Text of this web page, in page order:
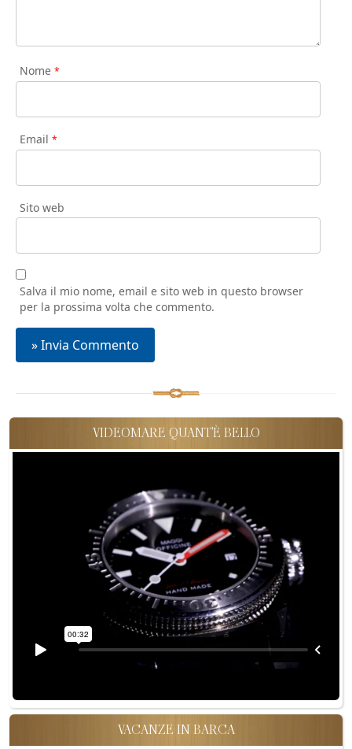
Nome *
Email *
Sito web
Salva il mio nome, email e sito web in questo browser
per la prossima volta che commento.
VIDEOMARE QUANT'È BELLO
VACANZE IN BARCA